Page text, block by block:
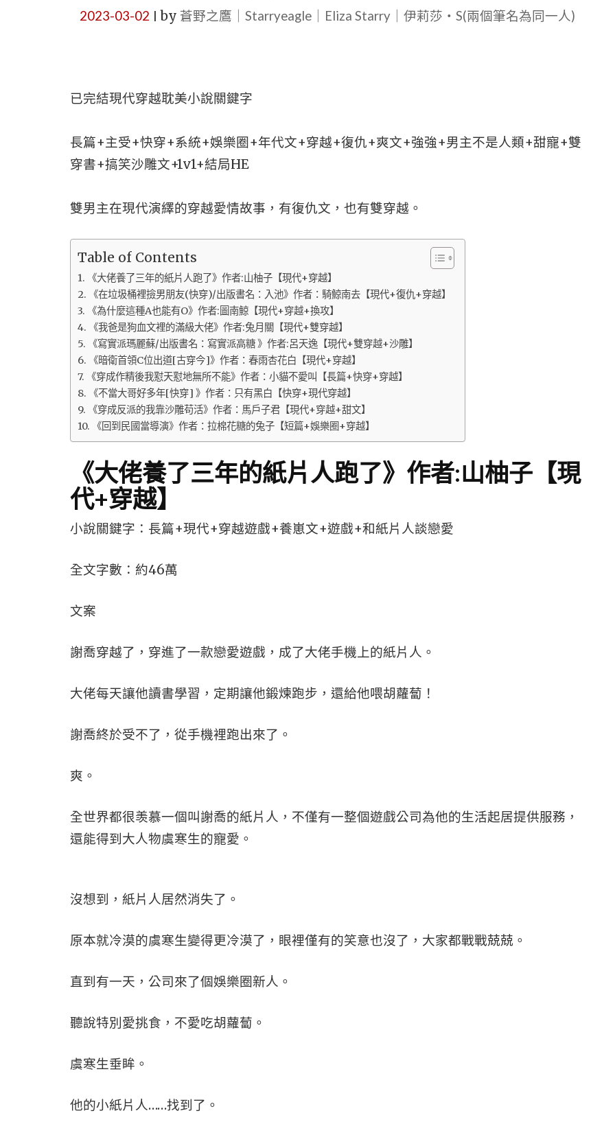
2023-03-02 by 蒼野之鷹｜Starryeagle｜Eliza Starry｜伊莉莎・S(兩個筆名為同一人)
已完結現代穿越耽美小說關鍵字
長篇+主受+快穿+系統+娛樂圈+年代文+穿越+復仇+爽文+強強+男主不是人類+甜寵+雙
穿書+搞笑沙雕文+1v1+結局HE
雙男主在現代演繹的穿越愛情故事，有復仇文，也有雙穿越。
Table of Contents
《大佬養了三年的紙片人跑了》作者:山柚子【現代+穿越】
《在垃圾桶裡撿男朋友(快穿)/出版書名：入池》作者：騎鯨南去【現代+復仇+穿越】
《為什麼這種A也能有O》作者:圖南鯨【現代+穿越+換攻】
《我爸是狗血文裡的滿級大佬》作者:兔月關【現代+雙穿越】
《寫實派瑪麗蘇/出版書名：寫實派高糖 》作者:呂天逸【現代+雙穿越+沙雕】
《暗衛首領C位出道[古穿今]》作者：春雨杏花白【現代+穿越】
《穿成作精後我懟天懟地無所不能》作者：小貓不愛叫【長篇+快穿+穿越】
《不當大哥好多年[快穿] 》作者：只有黑白【快穿+現代穿越】
《穿成反派的我靠沙雕苟活》作者：馬戶子君【現代+穿越+甜文】
《回到民國當導演》作者：拉棉花糖的兔子【短篇+娛樂圈+穿越】
《大佬養了三年的紙片人跑了》作者:山柚子【現
代+穿越】
小說關鍵字：長篇+現代+穿越遊戲+養崽文+遊戲+和紙片人談戀愛
全文字數：約46萬
文案
謝喬穿越了，穿進了一款戀愛遊戲，成了大佬手機上的紙片人。
大佬每天讓他讀書學習，定期讓他鍛煉跑步，還給他喂胡蘿蔔！
謝喬終於受不了，從手機裡跑出來了。
爽。
全世界都很羡慕一個叫謝喬的紙片人，不僅有一整個遊戲公司為他的生活起居提供服務，
還能得到大人物虞寒生的寵愛。
沒想到，紙片人居然消失了。
原本就冷漠的虞寒生變得更冷漠了，眼裡僅有的笑意也沒了，大家都戰戰兢兢。
直到有一天，公司來了個娛樂圈新人。
聽說特別愛挑食，不愛吃胡蘿蔔。
虞寒生垂眸。
他的小紙片人……找到了。